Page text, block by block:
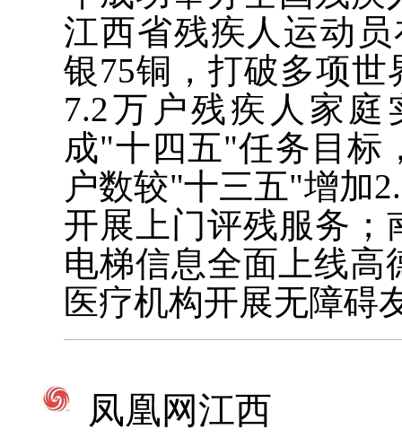
江西省残疾人运动
银75铜‌，打破多项
7.2万户残疾人家
成"十四五"任务目标
户数较"十三五"增加
开展上门评残服务；
电梯信息全面上线高
医疗机构开展无障碍
凤凰网江西